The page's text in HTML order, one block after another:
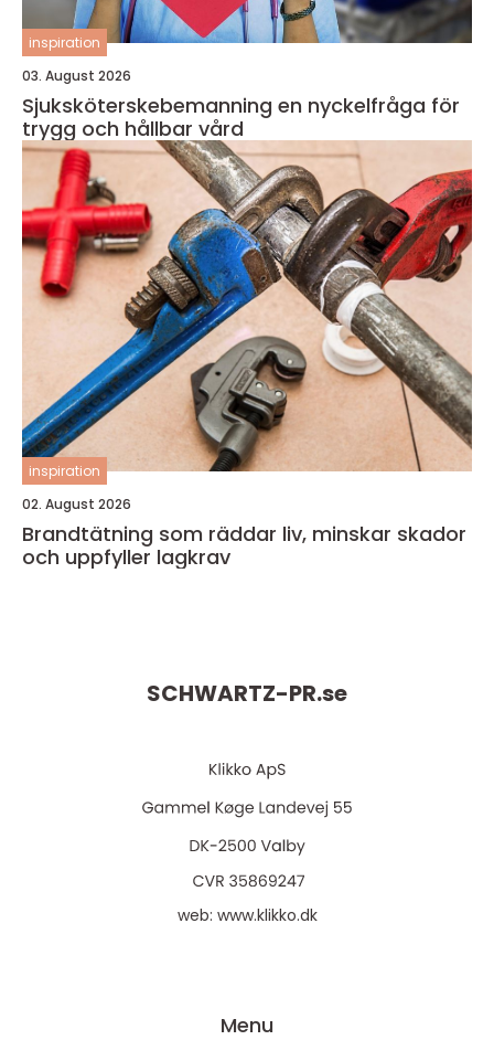
inspiration
03. August 2026
Sjuksköterskebemanning en nyckelfråga för
trygg och hållbar vård
inspiration
02. August 2026
Brandtätning som räddar liv, minskar skador
och uppfyller lagkrav
SCHWARTZ-PR.se
web: www.klikko.dk
Menu